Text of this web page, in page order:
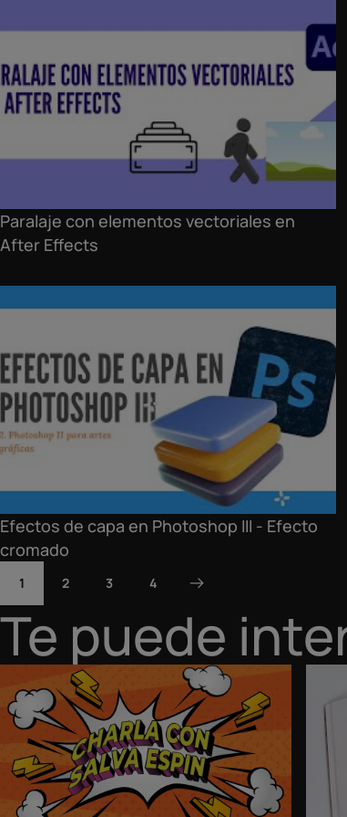
Paralaje con elementos vectoriales en
After Effects
Efectos de capa en Photoshop III - Efecto
cromado
1 2 3 4
Te puede